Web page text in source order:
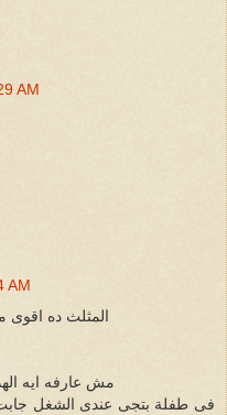
AM
AM
المثلث ده اقوى
مش عارفه ايه
فى طفلة بتجى عندى الشغل جابت